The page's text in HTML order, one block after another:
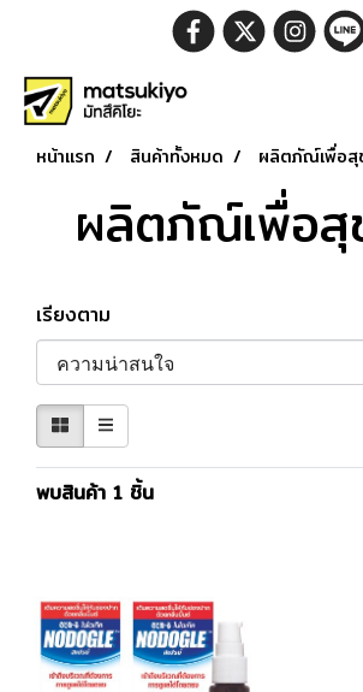
หน้าแรก สินค้าทั้งหมด ผลิตภัณ์เพื่อสุ
ผลิตภัณ์เพื่อสุ
เรียงตาม
พบสินค้า 1 ชิ้น